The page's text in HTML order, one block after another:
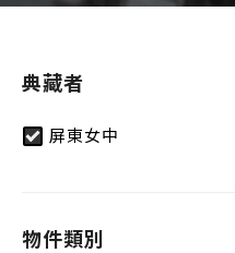
典藏者
屏東女中
物件類別